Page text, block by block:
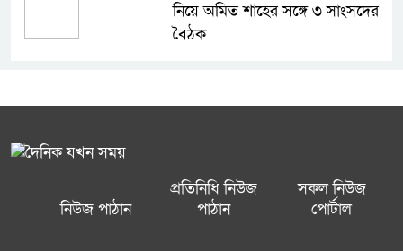
নিয়ে অমিত শাহের সঙ্গে ৩ সাংসদের
বৈঠক
সেনা নিহত, আহত অর্ধশতাধিক
নিরাপত্তা ফেরানোর দাবি
নিউজ পাঠান
প্রতিনিধি নিউজ
পাঠান
সকল নিউজ
পোর্টাল